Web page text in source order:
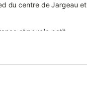
du centre de Jargeau et
et pour le petit
dans notre
à votre disposition